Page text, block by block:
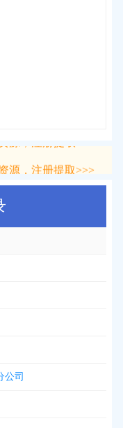
源，注册提取>>>
公司